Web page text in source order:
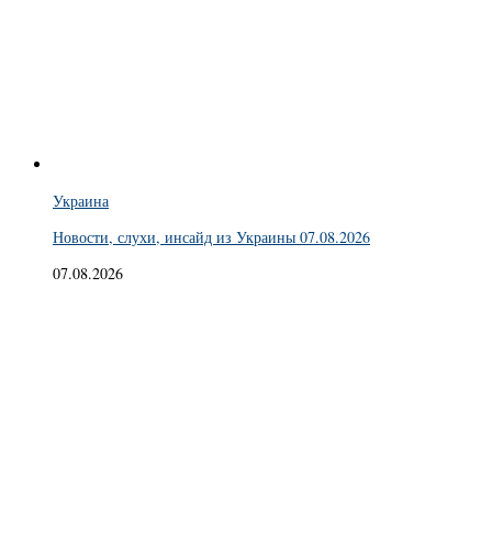
Украина
Новости, слухи, инсайд из Украины 07.08.2026
07.08.2026